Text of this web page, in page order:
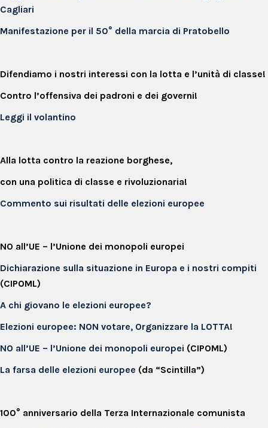
Cagliari
Manifestazione per il 50° della marcia di Pratobello
Difendiamo i nostri interessi con la lotta e l’unità di classe!
Contro l’offensiva dei padroni e dei governi!
Leggi il volantino
Alla lotta contro la reazione borghese,
con una politica di classe e rivoluzionaria!
Commento sui risultati delle elezioni europee
NO all’UE – l’Unione dei monopoli europei
Dichiarazione sulla situazione in Europa e i nostri compiti
(CIPOML)
A chi giovano le elezioni europee?
Elezioni europee: NON votare, Organizzare la LOTTA!
NO all’UE – l’Unione dei monopoli europei (CIPOML)
La farsa delle elezioni europee (da “Scintilla”)
100° anniversario della Terza Internazionale comunista